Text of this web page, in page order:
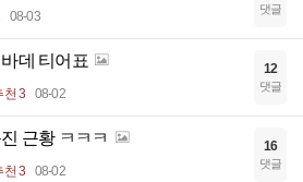
08-03 댓글
데 티어표
천 3 08-02
12
댓글
근황 ㅋㅋㅋ
천 3 08-02
16
댓글